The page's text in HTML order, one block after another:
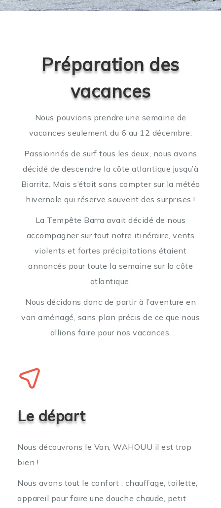
Préparation des
vacances
Nous pouvions prendre une semaine de
vacances seulement du 6 au 12 décembre.
Passionnés de surf tous les deux, nous avons
décidé de descendre la côte atlantique jusqu’à
Biarritz. Mais s’était sans compter sur la météo
hivernale qui réserve souvent des surprises !
La Tempête Barra avait décidé de nous
accompagner sur tout notre itinéraire, vents
violents et fortes précipitations étaient
annoncés pour toute la semaine sur la côte
atlantique.
Nous décidons donc de partir à l’aventure en
van aménagé, sans plan précis de ce que nous
allions faire pour nos vacances.
Le départ
Nous découvrons le Van, WAHOUU il est trop
bien !
Nous avons tout le confort : chauffage, toilette,
appareil pour faire une douche chaude, petit